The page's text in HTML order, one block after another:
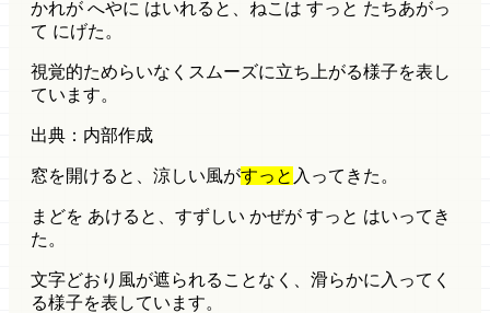
かれが へやに はいれると、ねこは すっと たちあがっ
て にげた。
視覚的ためらいなくスムーズに立ち上がる様子を表し
ています。
出典：内部作成
窓を開けると、涼しい風がすっと 入ってきた。
まどを あけると、すずしい かぜが すっと はいってき
た。
文字どおり 風が遮られることなく、滑らかに入ってく
る様子を表しています。